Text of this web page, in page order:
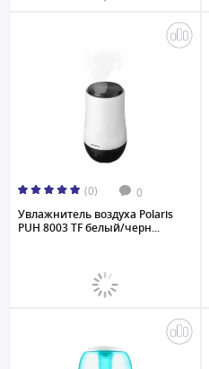
(0) 0
Увлажнитель воздуха Polaris
PUH 8003 TF белый/черн...